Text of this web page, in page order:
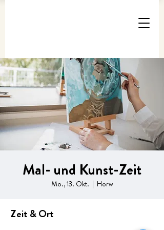
Mal- und Kunst-Zeit
Mo., 13. Okt.
  |
Horw
Zeit & Ort